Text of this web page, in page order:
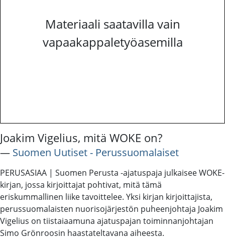
Materiaali saatavilla vain
vapaakappaletyöasemilla
Joakim Vigelius, mitä WOKE on?
― Suomen Uutiset - Perussuomalaiset
PERUSASIAA | Suomen Perusta -ajatuspaja julkaisee WOKE-
kirjan, jossa kirjoittajat pohtivat, mitä tämä
eriskummallinen liike tavoittelee. Yksi kirjan kirjoittajista,
perussuomalaisten nuorisojärjestön puheenjohtaja Joakim
Vigelius on tiistaiaamuna ajatuspajan toiminnanjohtajan
Simo Grönroosin haastateltavana aiheesta.